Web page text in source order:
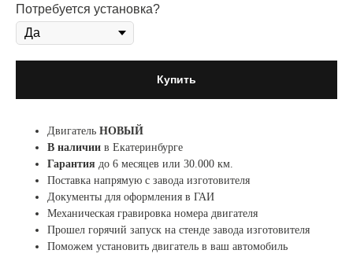
Потребуется установка?
Купить
Двигатель НОВЫЙ
В наличии в Екатеринбурге
Гарантия до 6 месяцев или 30.000 км.
Поставка напрямую с завода изготовителя
Документы для оформления в ГАИ
Механическая гравировка номера двигателя
Прошел горячий запуск на стенде завода изготовителя
Поможем установить двигатель в ваш автомобиль